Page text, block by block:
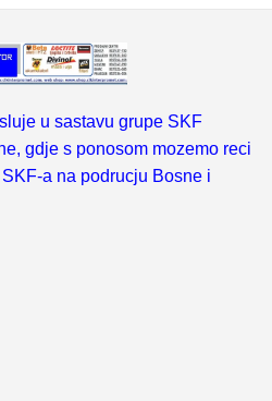
u sastavu grupe SKF
gdje s ponosom mozemo reci
a na podrucju Bosne i